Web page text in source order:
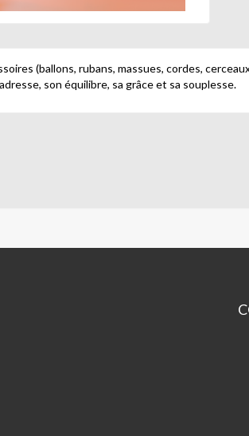
(ballons, rubans, massues, cordes,
son équilibre, sa grâce et sa souplesse.